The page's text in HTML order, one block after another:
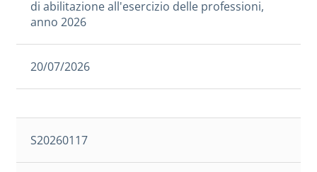
di abilitazione all'esercizio delle professioni,
anno 2026
20/07/2026
S20260117